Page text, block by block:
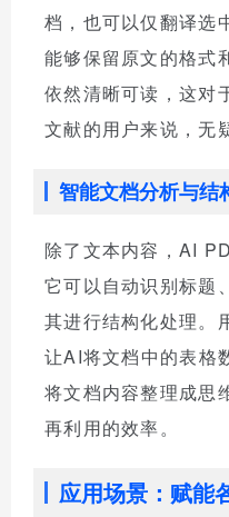
档，也可以仅翻译选
能够保留原文的格式
依然清晰可读，这对
文献的用户来说，无
智能文档分析与结
除了文本内容，AI
它可以自动识别标题
其进行结构化处理。
让AI将文档中的表格
将文档内容整理成思
再利用的效率。
应用场景：赋能